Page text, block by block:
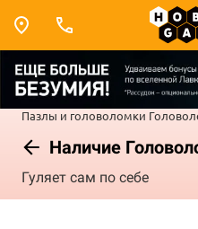
Пазлы и головоломки
Наличие
Гуляет сам по себе